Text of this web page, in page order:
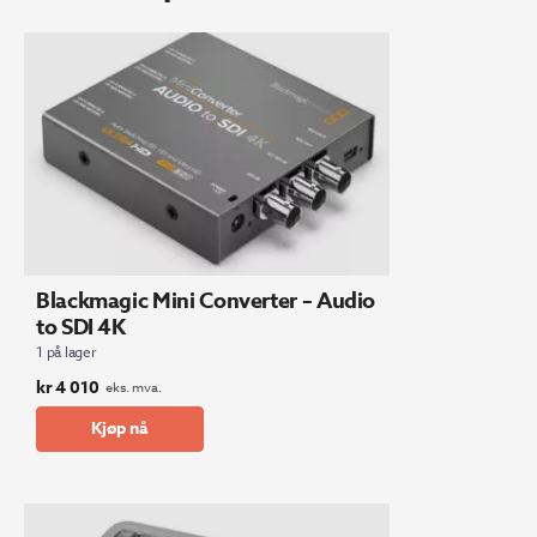
Blackmagic Mini Converter – Audio
to SDI 4K
1 på lager
kr4 010 eks. mva.
Kjøp nå